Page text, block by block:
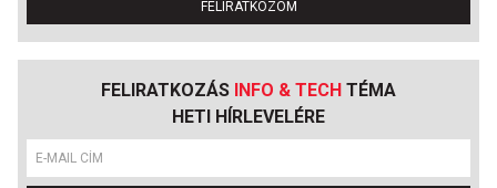
FELIRATKOZOM
FELIRATKOZÁS INFO & TECH TÉMA
HETI HÍRLEVELÉRE